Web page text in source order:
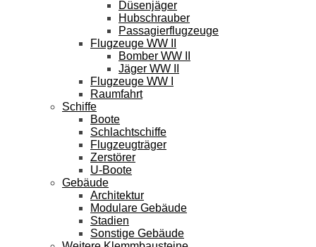
Düsenjäger
Hubschrauber
Passagierflugzeuge
Flugzeuge WW II
Bomber WW II
Jäger WW II
Flugzeuge WW I
Raumfahrt
Schiffe
Boote
Schlachtschiffe
Flugzeugträger
Zerstörer
U-Boote
Gebäude
Architektur
Modulare Gebäude
Stadien
Sonstige Gebäude